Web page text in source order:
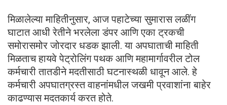
मिळालेल्या माहितीनुसार, आज पहाटेच्या सुमारास लळींग
घाटात आधी रेतीने भरलेला डंपर आणि एका ट्रकची
समोरासमोर जोरदार धडक झाली. या अपघाताची माहिती
मिळताच हायवे पेट्रोलिंग पथक आणि महामार्गावरील टोल
कर्मचारी तातडीने मदतीसाठी घटनास्थळी धावून आले. हे
कर्मचारी अपघातग्रस्त वाहनांमधील जखमी प्रवाशांना बाहेर
काढण्यास मदतकार्य करत होते.